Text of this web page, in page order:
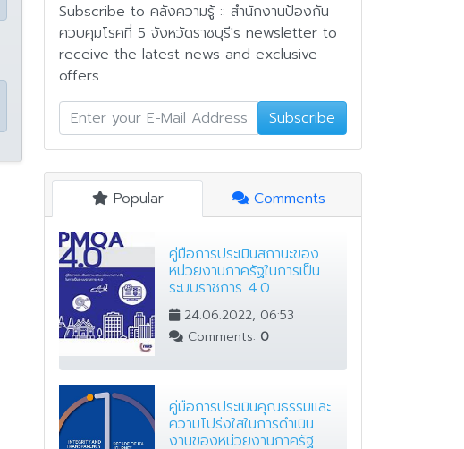
Subscribe to คลังความรู้ :: สำนักงานป้องกัน
ควบคุมโรคที่ 5 จังหวัดราชบุรี's newsletter to
receive the latest news and exclusive
offers.
Subscribe
Popular Comments
คู่มือการประเมินสถานะของ
หน่วยงานภาครัฐในการเป็น
ระบบราชการ 4.0
24.06.2022, 06:53
Comments: 0
คู่มือการประเมินคุณธรรมและ
ความโปร่งใสในการดำเนิน
งานของหน่วยงานภาครัฐ